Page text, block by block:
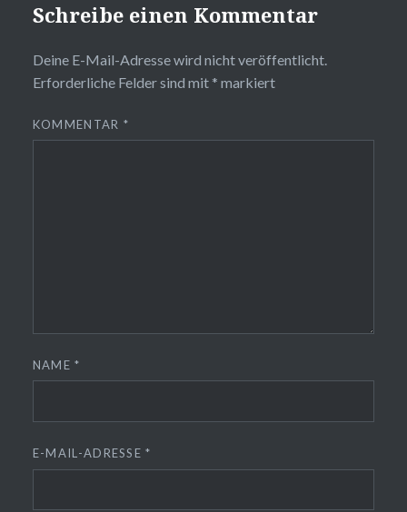
Schreibe einen Kommentar
Deine E-Mail-Adresse wird nicht veröffentlicht.
Erforderliche Felder sind mit * markiert
KOMMENTAR *
NAME*
E-MAIL-ADRESSE*